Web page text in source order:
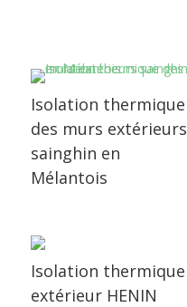
Isolation thermique
des murs extérieurs
sainghin en
Mélantois
Isolation thermique
extérieur HENIN